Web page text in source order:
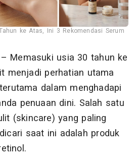
ke Atas, Ini 3 Rekomendasi Serum
– Memasuki usia 30 tahun ke
menjadi perhatian utama
dalam menghadapi
penuaan dini. Salah satu
(skincare) yang paling
saat ini adalah produk